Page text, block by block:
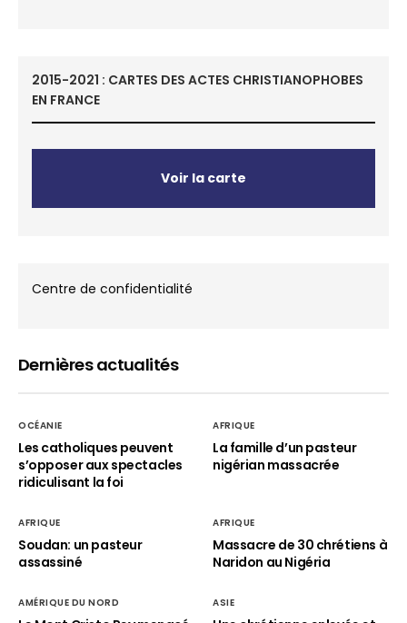
2015-2021 : CARTES DES ACTES CHRISTIANOPHOBES
EN FRANCE
Voir la carte
Centre de confidentialité
Dernières actualités
OCÉANIE
Les catholiques peuvent
s’opposer aux spectacles
ridiculisant la foi
AFRIQUE
La famille d’un pasteur
nigérian massacrée
AFRIQUE
Soudan: un pasteur
assassiné
AFRIQUE
Massacre de 30 chrétiens à
Naridon au Nigéria
AMÉRIQUE DU NORD ASIE